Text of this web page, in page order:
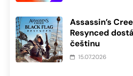
Assassin’s
Resynced
češtinu
15.07.2026